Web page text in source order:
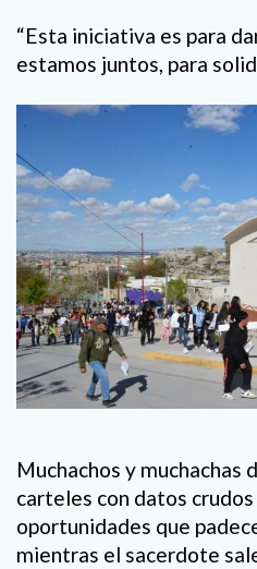
“Esta iniciativa es para
estamos juntos, para
Muchachos y muchachas
carteles con datos
oportunidades que
mientras el sacerdote